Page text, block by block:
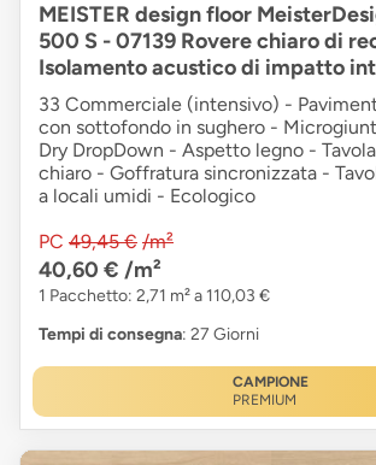
MEISTER design floor
500 S - 07139 Rovere chiaro di
Isolamento acustico di impatto
33 Commerciale (intensivo) -
con sottofondo in sughero -
Dry DropDown - Aspetto legno -
chiaro - Goffratura sincronizzata -
a locali umidi - Ecologico
PC 49,45 € /m²
40,60 € /m²
1 Pacchetto: 2,71 m² a 110,03 €
Tempi di consegna: 27 Giorni
CAMPIONE
PREMIUM